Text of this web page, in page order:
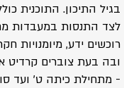
בגיל התיכון. התוכנית
לצד התנסות במעבדות
רוכשים ידע, מיומנויות
- מתחילת כיתה ט' ועד